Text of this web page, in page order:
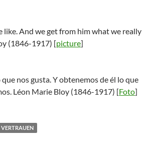
like. And we get from him what we really
(1846-1917) [picture]
nos gusta. Y obtenemos de él lo que
Léon Marie Bloy (1846-1917) [Foto]
VERTRAUEN